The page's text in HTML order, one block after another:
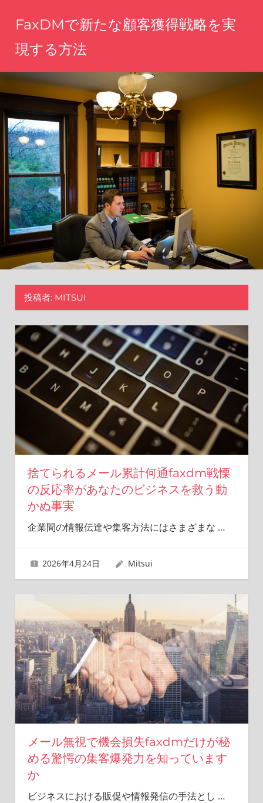
ツ
へ
ス
キ
ッ
プ
FaxDMで新たな顧客獲得戦略を実
現する方法
軽
に
力
を
伝
え、
理
想
の
顧
客
に
届
く
新
し
ア
プ
ロ
ー
を。
投稿者: MITSUI
捨てられるメール累計何通faxdm戦慄
の反応率があなたのビジネスを救う動
かぬ事実
企業間の情報伝達や集客方法にはさまざまな …
2026年4月24日 Mitsui
メール無視で機会損失faxdmだけが秘
める驚愕の集客爆発力を知っています
か
ビジネスにおける販促や情報発信の手法とし …